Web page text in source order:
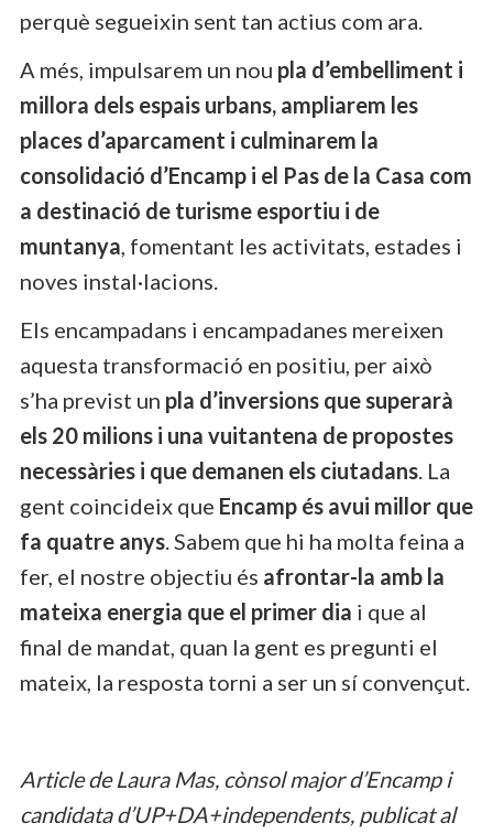
perquè segueixin sent tan actius com ara.
A més, impulsarem un nou pla d’embelliment i
millora dels espais urbans, ampliarem les
places d’aparcament i culminarem la
consolidació d’Encamp i el Pas de la Casa com
a destinació de turisme esportiu i de
muntanya, fomentant les activitats, estades i
noves instal·lacions.
Els encampadans i encampadanes mereixen
aquesta transformació en positiu, per això
s’ha previst un pla d’inversions que superarà
els 20 milions i una vuitantena de propostes
necessàries i que demanen els ciutadans. La
gent coincideix que Encamp és avui millor que
fa quatre anys. Sabem que hi ha molta feina a
fer, el nostre objectiu és afrontar-la amb la
mateixa energia que el primer dia i que al
final de mandat, quan la gent es pregunti el
mateix, la resposta torni a ser un sí convençut.
Article de Laura Mas, cònsol major d’Encamp i
candidata d’UP+DA+independents, publicat al